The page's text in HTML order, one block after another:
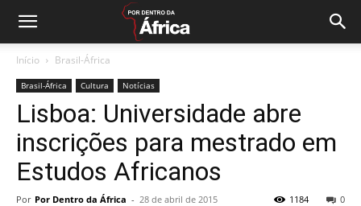
Início Brasil-África
Brasil-África Cultura Notícias
Lisboa: Universidade abre
inscrições para mestrado em
Estudos Africanos
Por Por Dentro da África - 28 de abril de 2015 0
1184